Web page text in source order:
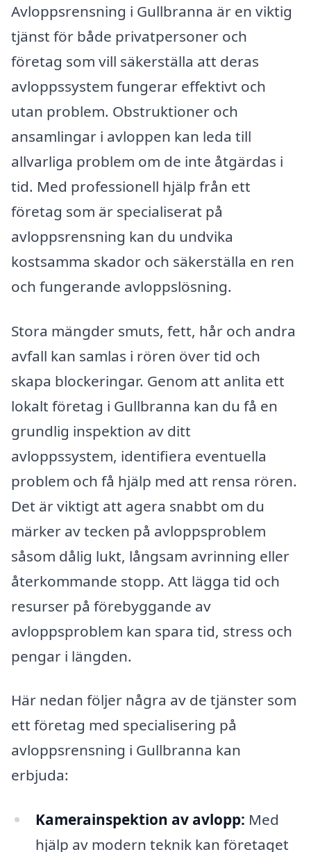
Avloppsrensning i Gullbranna är en viktig
tjänst för både privatpersoner och
företag som vill säkerställa att deras
avloppssystem fungerar effektivt och
utan problem. Obstruktioner och
ansamlingar i avloppen kan leda till
allvarliga problem om de inte åtgärdas i
tid. Med professionell hjälp från ett
företag som är specialiserat på
avloppsrensning kan du undvika
kostsamma skador och säkerställa en ren
och fungerande avloppslösning.
Stora mängder smuts, fett, hår och andra
avfall kan samlas i rören över tid och
skapa blockeringar. Genom att anlita ett
lokalt företag i Gullbranna kan du få en
grundlig inspektion av ditt
avloppssystem, identifiera eventuella
problem och få hjälp med att rensa rören.
Det är viktigt att agera snabbt om du
märker av tecken på avloppsproblem
såsom dålig lukt, långsam avrinning eller
återkommande stopp. Att lägga tid och
resurser på förebyggande av
avloppsproblem kan spara tid, stress och
pengar i längden.
Här nedan följer några av de tjänster som
ett företag med specialisering på
avloppsrensning i Gullbranna kan
erbjuda:
Kamerainspektion av avlopp: Med
hjälp av modern teknik kan företaget